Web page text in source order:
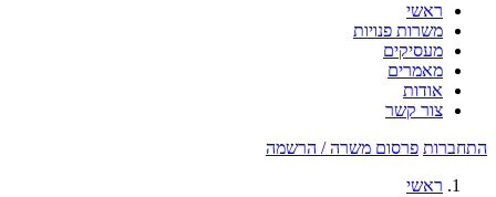
ראשי
משרות פנויות
מעסיקים
מאמרים
אודות
צור קשר
התחברות פרסום משרה / הרשמה
ראשי